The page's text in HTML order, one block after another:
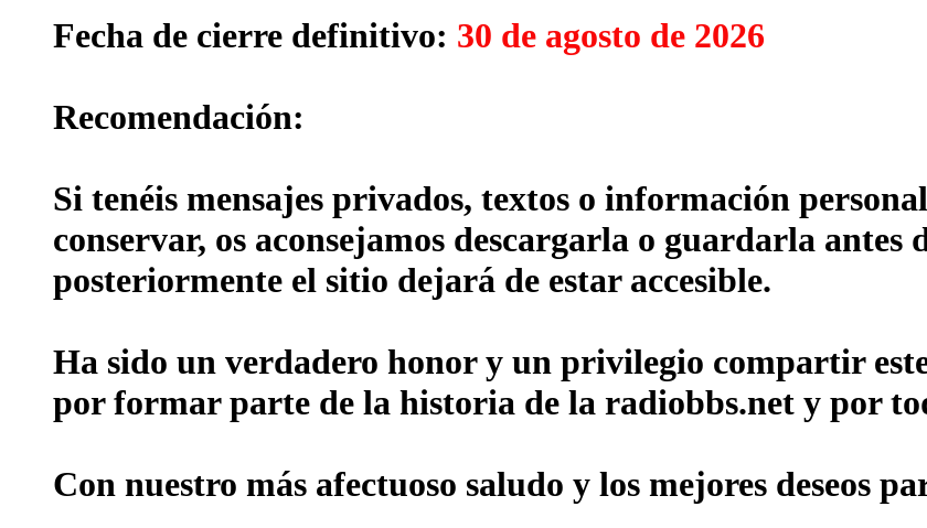
Fecha de cierre definitivo: 30 de agosto de 2026
Recomendación:
Si tenéis mensajes privados, textos o información
conservar, os aconsejamos descargarla o guardarla antes
posteriormente el sitio dejará de estar accesible.
Ha sido un verdadero honor y un privilegio compartir
por formar parte de la historia de la radiobbs.net y por
Con nuestro más afectuoso saludo y los mejores deseos